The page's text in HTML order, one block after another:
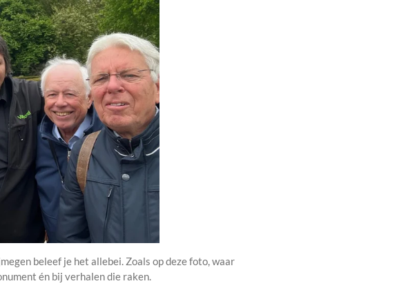
beleef je het allebei. Zoals op deze foto, waar
én bij verhalen die raken.